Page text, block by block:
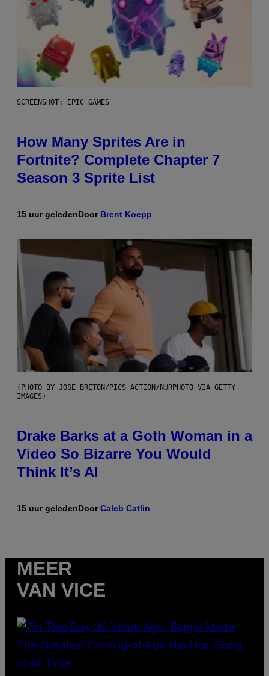
SCREENSHOT: EPIC GAMES
How Many Sprites Are in
Fortnite? Complete Chapter 7
Season 3 Sprite List
15 uur geledenDoor Brent Koepp
(PHOTO BY JOSE BRETON/PICS ACTION/NURPHOTO VIA GETTY
IMAGES)
Drake Barks at a Goth Woman in a
Video So Bizarre You Would
Think It’s AI
15 uur geledenDoorCaleb Catlin
MEER
VAN VICE